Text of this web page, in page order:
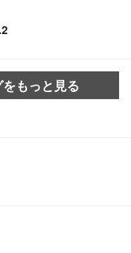
もっと見る